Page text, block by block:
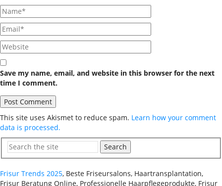
Save my name, email, and website in this browser for the next
time I comment.
This site uses Akismet to reduce spam. Learn how your comment
data is processed.
Search
Frisur Trends 2025, Beste Friseursalons, Haartransplantation,
Frisur Beratung Online, Professionelle Haarpflegeprodukte, Frisur